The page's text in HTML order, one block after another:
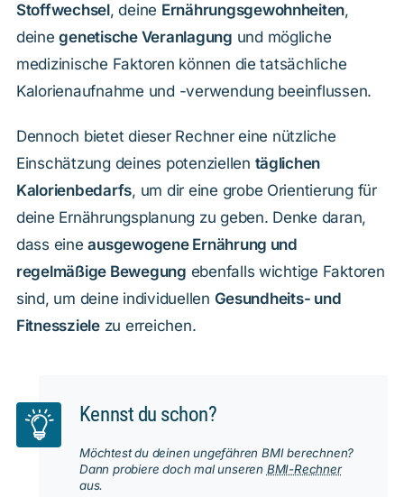
Stoffwechsel, deine Ernährungsgewohnheiten,
deinegenetische Veranlagung und mögliche
medizinische Faktoren können die tatsächliche
Kalorienaufnahme und -verwendung beeinflussen.
Dennoch bietet dieser Rechner eine nützliche
Einschätzung deines potenziellen täglichen
Kalorienbedarfs, um dir eine grobe Orientierung für
deine Ernährungsplanung zu geben. Denke daran,
dass eineausgewogene Ernährung und
regelmäßige Bewegung ebenfalls wichtige Faktoren
sind, um deine individuellen Gesundheits- und
Fitnesszielezu erreichen.
Kennst du schon?
Möchtest du deinen ungefähren BMI berechnen?
Dann probiere doch mal unseren BMI-Rechner
aus.